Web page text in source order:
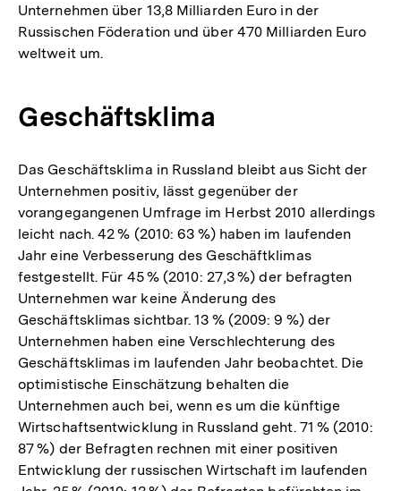
Unternehmen über 13,8 Milliarden Euro in der
Russischen Föderation und über 470 Milliarden Euro
weltweit um.
Geschäftsklima
Das Geschäftsklima in Russland bleibt aus Sicht der
Unternehmen positiv, lässt gegenüber der
vorangegangenen Umfrage im Herbst 2010 allerdings
leicht nach. 42 % (2010: 63 %) haben im laufenden
Jahr eine Verbesserung des Geschäftklimas
festgestellt. Für 45 % (2010: 27,3 %) der befragten
Unternehmen war keine Änderung des
Geschäftsklimas sichtbar. 13 % (2009: 9 %) der
Unternehmen haben eine Verschlechterung des
Geschäftsklimas im laufenden Jahr beobachtet. Die
optimistische Einschätzung behalten die
Unternehmen auch bei, wenn es um die künftige
Wirtschaftsentwicklung in Russland geht. 71 % (2010:
87 %) der Befragten rechnen mit einer positiven
Entwicklung der russischen Wirtschaft im laufenden